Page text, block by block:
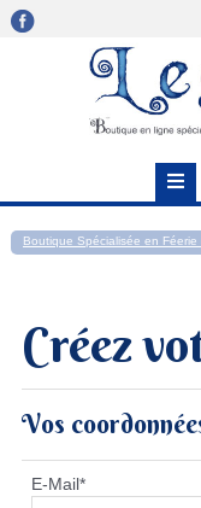
Boutique Spécialisée en
Créez
Vos
E-Mail*